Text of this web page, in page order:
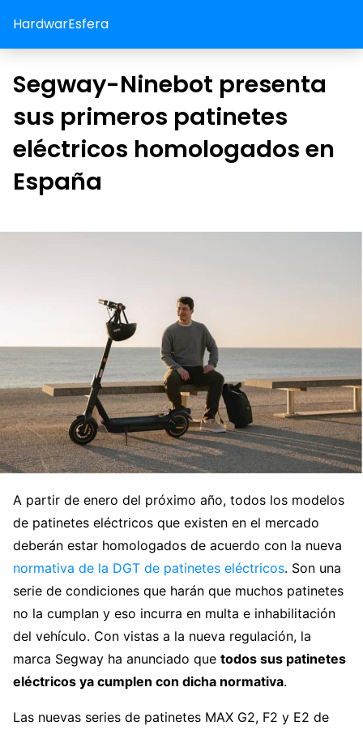
HardwarEsfera
Segway-Ninebot presenta
sus primeros patinetes
eléctricos homologados en
España
A partir de enero del próximo año, todos los modelos
de patinetes eléctricos que existen en el mercado
deberán estar homologados de acuerdo con la nueva
normativa de la DGT de patinetes eléctricos. Son una
serie de condiciones que harán que muchos patinetes
no la cumplan y eso incurra en multa e inhabilitación
del vehículo. Con vistas a la nueva regulación, la
marca Segway ha anunciado que todos sus patinetes
eléctricos ya cumplen con dicha normativa.
Las nuevas series de patinetes MAX G2, F2 y E2 de